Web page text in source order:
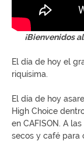
¡Bienvenidos
El día de hoy el
riquísima.
El día de hoy
High Choice
en CAFISON. A
secos y café para